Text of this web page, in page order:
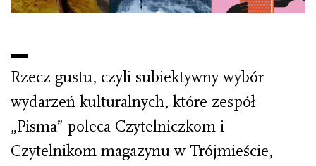
Rzecz gustu, czyli subiektywny wybór
wydarzeń kulturalnych, które zespół
„Pisma” poleca Czytelniczkom i
Czytelnikom magazynu w Trójmieście,